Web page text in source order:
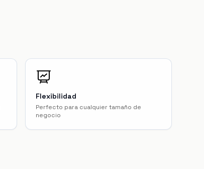
Flexibilidad
Perfecto para cualquier tamaño de
negocio